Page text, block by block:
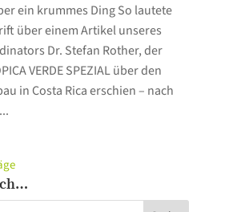
ein krummes Ding So lautete
über einem Artikel unseres
Dr. Stefan Rother, der
VERDE SPEZIAL über den
in Costa Rica erschien – nach